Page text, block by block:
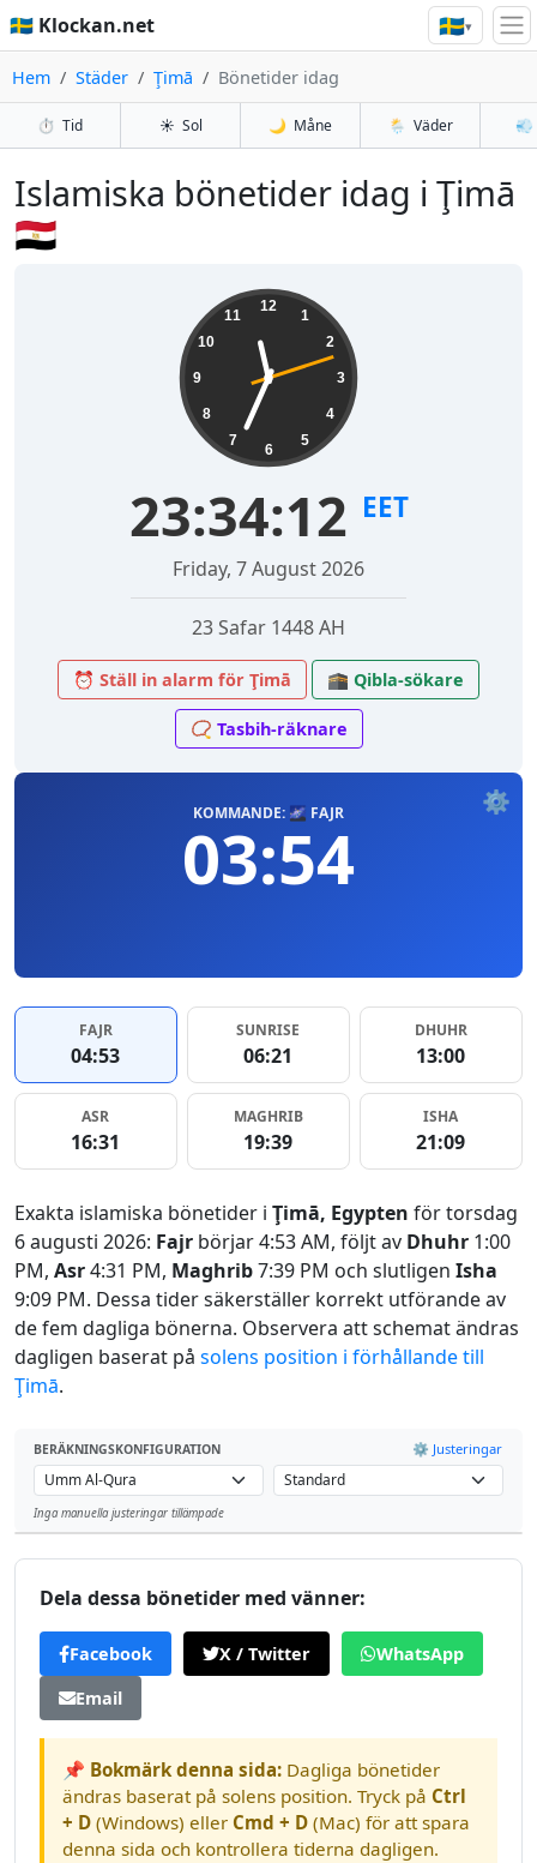
🇸🇪 Klockan.net 🇸🇪▾
Hem Städer Ţimā Bönetider idag
⏱️ Tid ☀️ Sol 🌙 Måne 🌦️ Väder 💨
Islamiska bönetider idag i Ţimā
🇪🇬
12
1
2
3
4
5
6
7
8
9
10
11
23:34:12 EET
Friday, 7 August 2026
23 Safar 1448 AH
⏰ Ställ in alarm för Ţimā 🕋 Qibla-sökare
📿 Tasbih-räknare
⚙️
KOMMANDE: 🌌 FAJR
03:54
FAJR
04:53
SUNRISE
06:21
DHUHR
13:00
ASR
16:31
MAGHRIB
19:39
ISHA
21:09
Exakta islamiska bönetider i Ţimā, Egypten för torsdag
6 augusti 2026: Fajr börjar 4:53 AM, följt av Dhuhr 1:00
PM, Asr4:31 PM, Maghrib7:39 PM och slutligen Isha
9:09 PM. Dessa tider säkerställer korrekt utförande av
de fem dagliga bönerna. Observera att schemat ändras
dagligen baserat på solens position i förhållande till
Ţimā.
BERÄKNINGSKONFIGURATION ⚙️ Justeringar
Inga manuella justeringar tillämpade
Dela dessa bönetider med vänner:
Facebook X / Twitter
WhatsApp
Email
📌 Bokmärk denna sida: Dagliga bönetider
ändras baserat på solens position. Tryck på Ctrl
+ D (Windows) eller Cmd + D (Mac) för att spara
denna sida och kontrollera tiderna dagligen.